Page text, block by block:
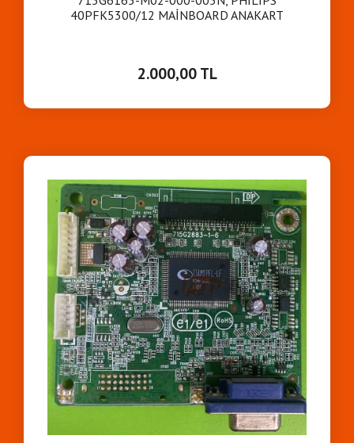
40PFK5300/12 MAİNBOARD ANAKART
2.000,00 TL